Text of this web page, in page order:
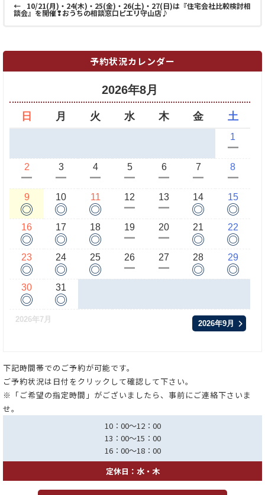
← 10/21(月)・24(木)・25(金)・26(土)・27(日)は『住宅会社比較検討相
談会』を開催❢おうちの相談窓口ピエリ守山店♪
予約状況カレンダー
2026年8月
日 月 火 水 木 金 土
1
ー
2
ー
3
ー
4
ー
5
ー
6
ー
7
ー
8
ー
9
◎
10
◎
11
◎
12
ー
13
ー
14
◎
15
◎
16
◎
17
◎
18
◎
19
ー
20
ー
21
◎
22
◎
23
◎
24
◎
25
◎
26
ー
27
ー
28
◎
29
◎
30
◎
31
◎
2026年7月 2026年9月
下記時間帯でのご予約が可能です。
ご予約状況は日付をクリックして確認して下さい。
※「ご希望の指定時間」がございましたら、事前にご連絡下さいま
せ。
10：00～12：00
13：00～15：00
16：00～18：00
定休日：水・木